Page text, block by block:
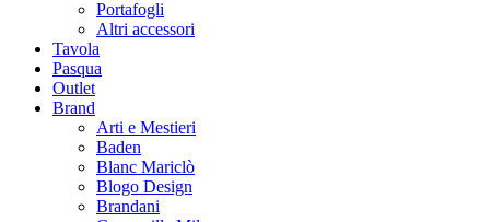
Portafogli
Altri accessori
Tavola
Pasqua
Outlet
Brand
Arti e Mestieri
Baden
Blanc Mariclò
Blogo Design
Brandani